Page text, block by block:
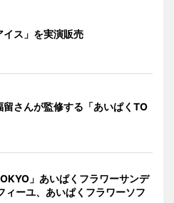
イス」を実演販売
留さんが監修する「あいぱくTO
」あいぱくフラワーサンデ
ィーユ、あいぱくフラワーソフ